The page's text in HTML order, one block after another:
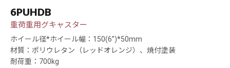
6PUHDB
重荷重用グキャスター
ホイール径*ホイール幅：150(6”)*50mm
材質：ポリウレタン（レッドオレンジ）、焼付塗装
耐荷重：700kg